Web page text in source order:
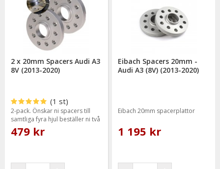
2 x 20mm Spacers Audi A3
8V (2013-2020)
(1 st)
2-pack. Önskar ni spacers till
samtliga fyra hjul beställer ni två
paket.
479 kr
Eibach Spacers 20mm -
Audi A3 (8V) (2013-2020)
Eibach 20mm spacerplattor
1 195 kr